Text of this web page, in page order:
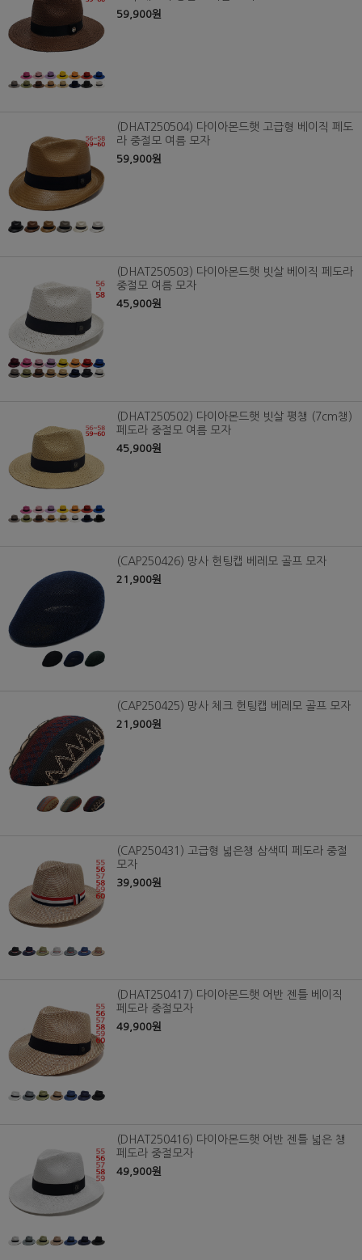
59,900원
(DHAT250504) 다이아몬드햇 고급형 베이직 페도
라 중절모 여름 모자
59,900원
(DHAT250503) 다이아몬드햇 빗살 베이직 페도라
중절모 여름 모자
45,900원
(DHAT250502) 다이아몬드햇 빗살 평챙 (7cm챙)
페도라 중절모 여름 모자
45,900원
(CAP250426) 망사 헌팅캡 베레모 골프 모자
21,900원
(CAP250425) 망사 체크 헌팅캡 베레모 골프 모자
21,900원
(CAP250431) 고급형 넓은챙 삼색띠 페도라 중절
모자
39,900원
(DHAT250417) 다이아몬드햇 어반 젠틀 베이직
페도라 중절모자
49,900원
(DHAT250416) 다이아몬드햇 어반 젠틀 넓은 챙
페도라 중절모자
49,900원